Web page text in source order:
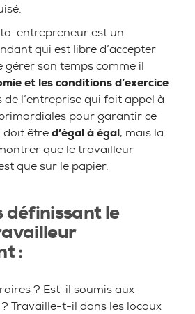
entrepreneur est un
qui est libre d’accepter
gérer son temps comme il
et les conditions d’exercice
de l’entreprise qui fait appel à
pour garantir ce
doit êtred’égal à égal, mais la
que le travailleur
que sur le papier.
définissant le
:
? Est-il soumis aux
Travaille-t-il dans les locaux